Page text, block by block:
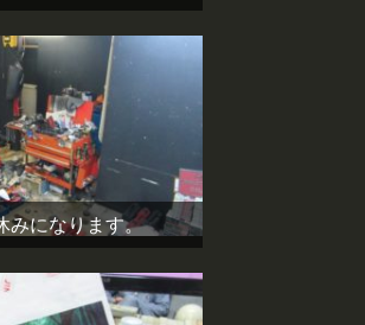
みになります。